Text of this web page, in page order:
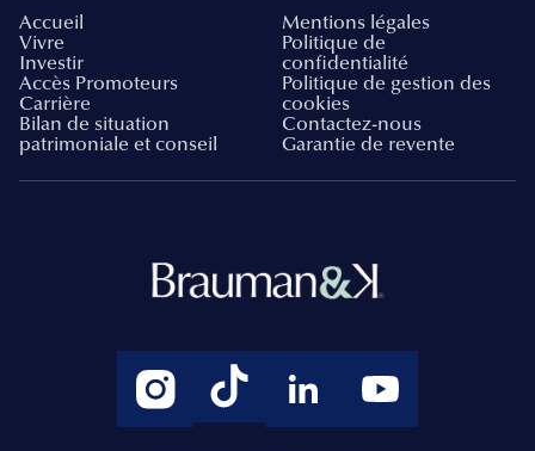
Accueil
Vivre
Investir
Accès Promoteurs
Carrière
Bilan de situation
patrimoniale et conseil
Mentions légales
Politique de
confidentialité
Politique de gestion des
cookies
Contactez-nous
Garantie de revente